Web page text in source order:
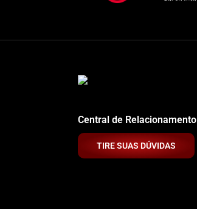
Central de Relacionamento
TIRE SUAS DÚVIDAS